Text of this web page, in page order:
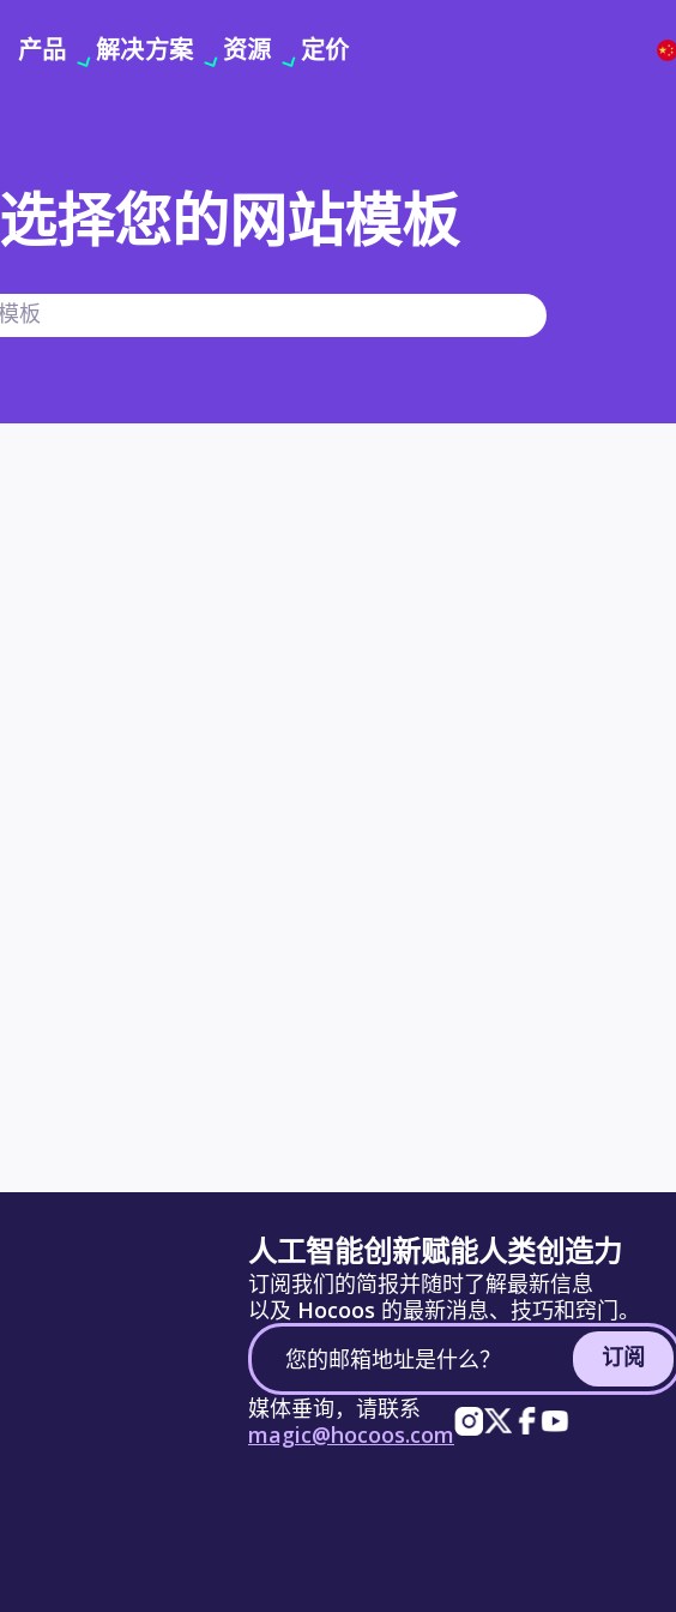
产品 解决方案 资源 定价
选择您的网站模板
人工智能创新赋能人类创造力
订阅我们的简报并随时了解最新信息
以及 Hocoos 的最新消息、技巧和窍门。
订阅
媒体垂询，请联系
magic@hocoos.com